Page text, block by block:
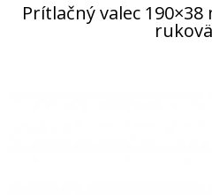
Prítlačný valec